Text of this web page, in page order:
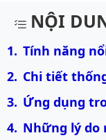
Mô tả chi
NỘI
Tính năng
Chi tiết
Ứng dụng
Những lý do